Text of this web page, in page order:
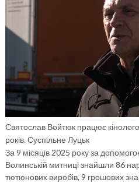
Святослав Войтюк працює
років. Суспільне Луцьк
За 9 місяців 2025 року за
Волинській митниці знайшли 86
тютюнових виробів, 9 грошових